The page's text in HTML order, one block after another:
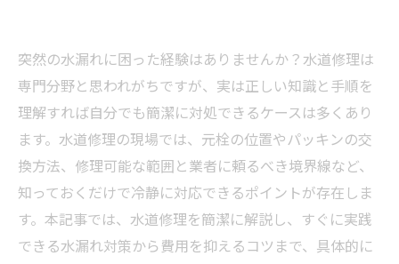
突然の水漏れに困った経験はありませんか？水道修理は
専門分野と思われがちですが、実は正しい知識と手順を
理解すれば自分でも簡潔に対処できるケースは多くあり
ます。水道修理の現場では、元栓の位置やパッキンの交
換方法、修理可能な範囲と業者に頼るべき境界線など、
知っておくだけで冷静に対応できるポイントが存在しま
す。本記事では、水道修理を簡潔に解説し、すぐに実践
できる水漏れ対策から費用を抑えるコツまで、具体的に